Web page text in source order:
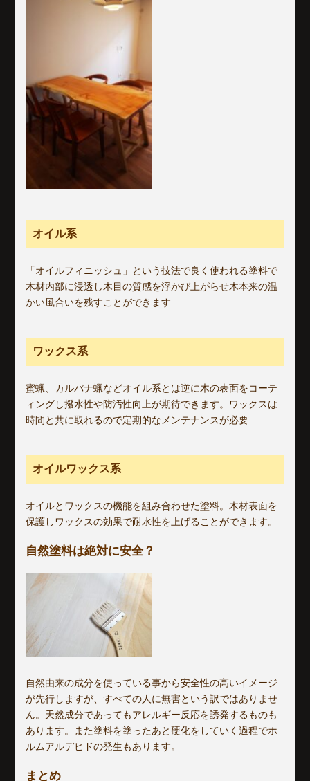
オイル系
「オイルフィニッシュ」という技法で良く使われる塗料で
木材内部に浸透し木目の質感を浮かび上がらせ木本来の温
かい風合いを残すことができます
ワックス系
蜜蝋、カルバナ蝋などオイル系とは逆に木の表面をコーテ
ィングし撥水性や防汚性向上が期待できます。ワックスは
時間と共に取れるので定期的なメンテナンスが必要
オイルワックス系
オイルとワックスの機能を組み合わせた塗料。木材表面を
保護しワックスの効果で耐水性を上げることができます。
自然塗料は絶対に安全？
自然由来の成分を使っている事から安全性の高いイメージ
が先行しますが、すべての人に無害という訳ではありませ
ん。天然成分であってもアレルギー反応を誘発するものも
あります。また塗料を塗ったあと硬化をしていく過程でホ
ルムアルデヒドの発生もあります。
まとめ